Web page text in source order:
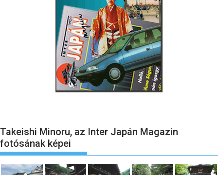
Takeishi Minoru, az Inter Japán Magazin
fotósának képei